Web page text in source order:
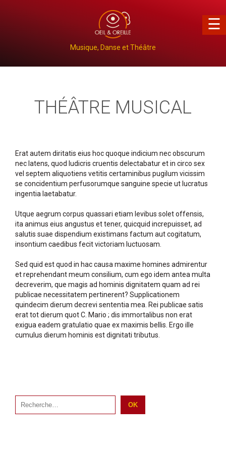
Musique, Danse et Théâtre
☰
×
THÉÂTRE MUSICAL
Erat autem diritatis eius hoc quoque indicium nec obscurum
nec latens, quod ludicris cruentis delectabatur et in circo sex
vel septem aliquotiens vetitis certaminibus pugilum vicissim
se concidentium perfusorumque sanguine specie ut lucratus
ingentia laetabatur.
Utque aegrum corpus quassari etiam levibus solet offensis,
ita animus eius angustus et tener, quicquid increpuisset, ad
salutis suae dispendium existimans factum aut cogitatum,
insontium caedibus fecit victoriam luctuosam.
Sed quid est quod in hac causa maxime homines admirentur
et reprehendant meum consilium, cum ego idem antea multa
decreverim, que magis ad hominis dignitatem quam ad rei
publicae necessitatem pertinerent? Supplicationem
quindecim dierum decrevi sententia mea. Rei publicae satis
erat tot dierum quot C. Mario ; dis immortalibus non erat
exigua eadem gratulatio quae ex maximis bellis. Ergo ille
cumulus dierum hominis est dignitati tributus.
OK